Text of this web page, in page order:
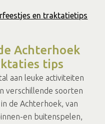
en traktatietips
Achterhoek
tips
aan leuke activiteiten
verschillende soorten
de Achterhoek, van
en buitenspelen,